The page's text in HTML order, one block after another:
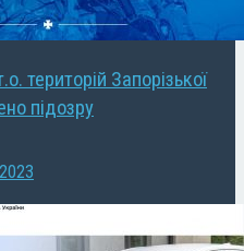
територій Запорізької
підозру